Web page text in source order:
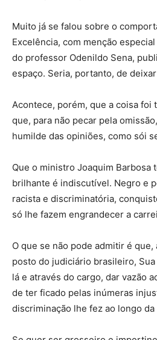
Muito já se falou sobre o
Excelência, com menção
do professor Odenildo Sena,
espaço. Seria, portanto, de
Acontece, porém, que a coisa foi
que, para não pecar pela
humilde das opiniões, como sói
Que o ministro Joaquim Barbosa
brilhante é indiscutível. Negro e
racista e discriminatória,
só lhe fazem engrandecer a
O que se não pode admitir é que,
posto do judiciário brasileiro,
lá e através do cargo, dar vazão
de ter ficado pelas inúmeras
discriminação lhe fez ao longo da